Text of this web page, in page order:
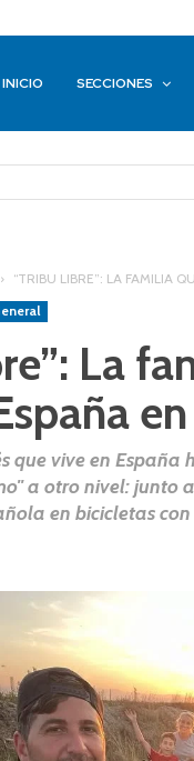
INICIO SECCIONES
“TRIBU LIBRE”: LA FAMILIA
La
que vive en España
a otro nivel: junto
en bicicletas